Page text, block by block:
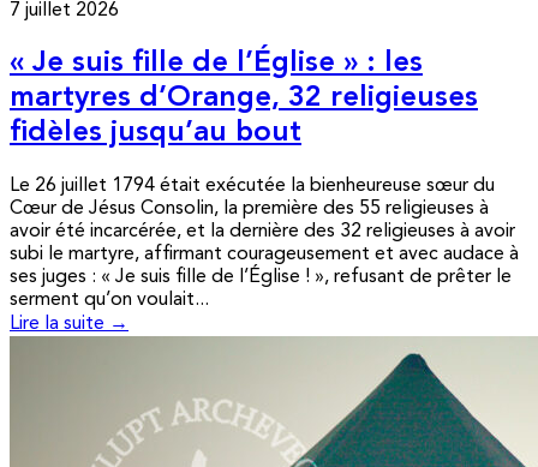
7 juillet 2026
« Je suis fille de l’Église » : les
martyres d’Orange, 32 religieuses
fidèles jusqu’au bout
Le 26 juillet 1794 était exécutée la bienheureuse sœur du
Cœur de Jésus Consolin, la première des 55 religieuses à
avoir été incarcérée, et la dernière des 32 religieuses à avoir
subi le martyre, affirmant courageusement et avec audace à
ses juges : « Je suis fille de l’Église ! », refusant de prêter le
serment qu’on voulait...
Lire la suite →